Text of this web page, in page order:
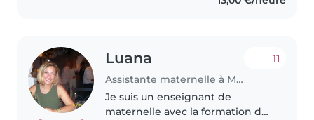
Luana
Assistante maternelle à Menton
11
Je suis un enseignant de
maternelle avec la formation de